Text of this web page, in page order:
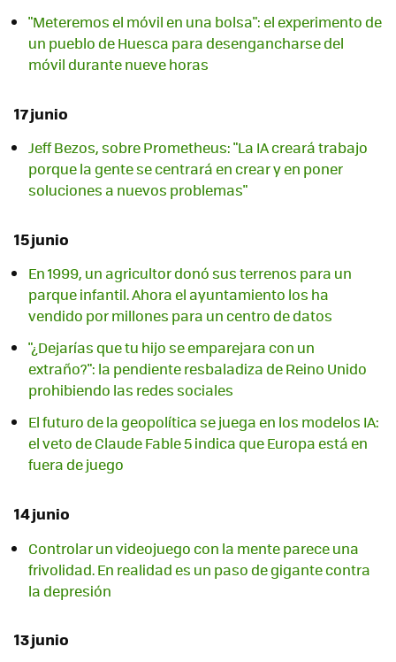
"Meteremos el móvil en una bolsa": el experimento de
un pueblo de Huesca para desengancharse del
móvil durante nueve horas
17 junio
Jeff Bezos, sobre Prometheus: "La IA creará trabajo
porque la gente se centrará en crear y en poner
soluciones a nuevos problemas"
15 junio
En 1999, un agricultor donó sus terrenos para un
parque infantil. Ahora el ayuntamiento los ha
vendido por millones para un centro de datos
"¿Dejarías que tu hijo se emparejara con un
extraño?": la pendiente resbaladiza de Reino Unido
prohibiendo las redes sociales
El futuro de la geopolítica se juega en los modelos IA:
el veto de Claude Fable 5 indica que Europa está en
fuera de juego
14 junio
Controlar un videojuego con la mente parece una
frivolidad. En realidad es un paso de gigante contra
la depresión
13 junio